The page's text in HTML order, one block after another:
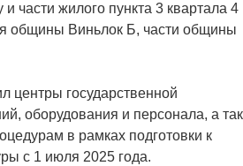
части жилого пункта 3 квартала 4
общины Виньлок Б, части общины
центры государственной
оборудования и персонала, а
в рамках подготовки к
с 1 июля 2025 года.